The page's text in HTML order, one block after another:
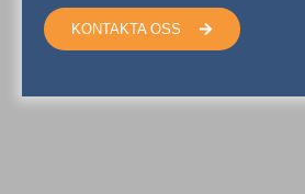
KONTAKTA OSS